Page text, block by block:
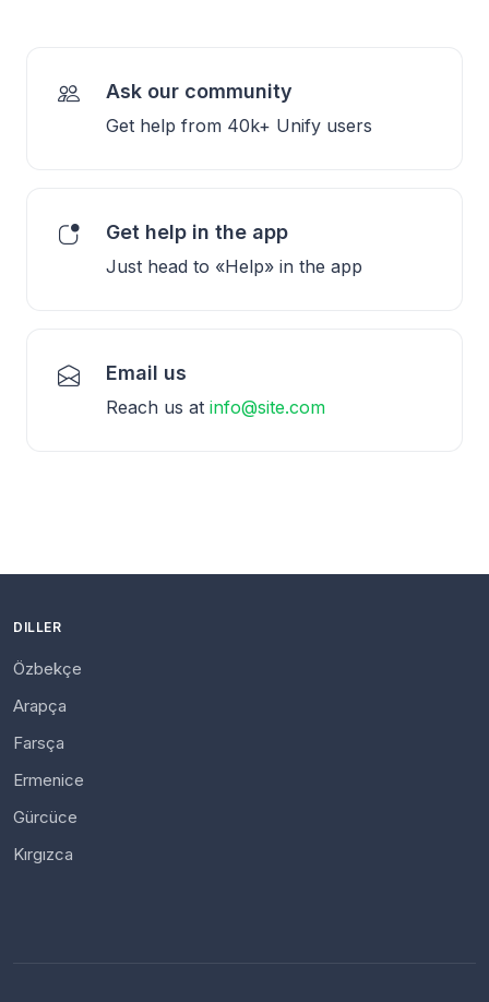
Ask our community
Get help from 40k+ Unify users
Get help in the app
Just head to «Help» in the app
Email us
Reach us at info@site.com
DILLER
Özbekçe
Arapça
Farsça
Ermenice
Gürcüce
Kırgızca